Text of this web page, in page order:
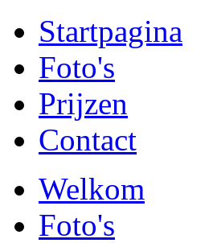
Startpagina
Foto's
Prijzen
Contact
Welkom
Foto's